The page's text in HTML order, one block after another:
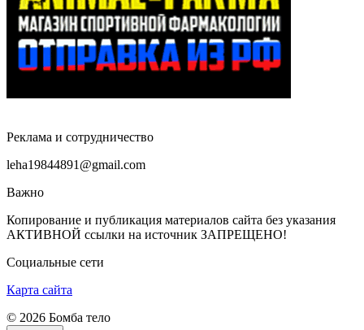
Реклама и сотрудничество
leha19844891@gmail.com
Важно
Копирование и публикация материалов сайта без указания
АКТИВНОЙ ссылки на источник ЗАПРЕЩЕНО!
Социальные сети
Карта сайта
© 2026 Бомба тело